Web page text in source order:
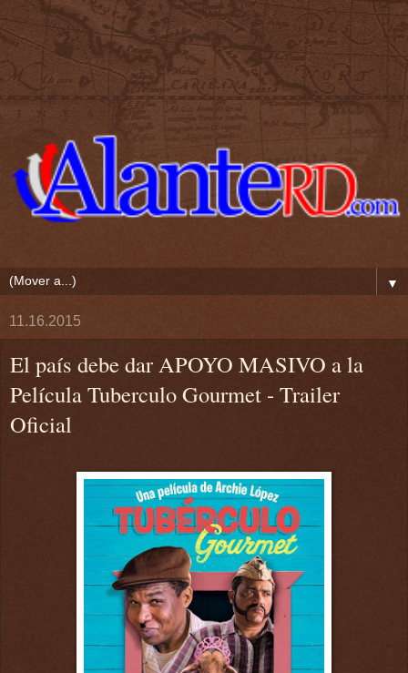
▼
11.16.2015
El país debe dar APOYO MASIVO a la
Película Tuberculo Gourmet - Trailer
Oficial